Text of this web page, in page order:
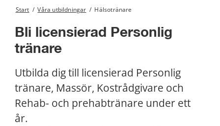
Start / Våra utbildningar / Hälsotränare
Bli licensierad Personlig
tränare
Utbilda dig till licensierad Personlig
tränare, Massör, Kostrådgivare och
Rehab- och prehabtränare under ett
år.